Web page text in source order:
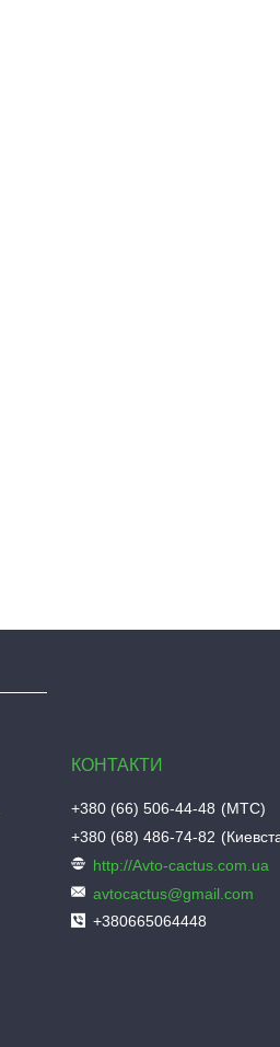
+380 (66) 506-44-48
МТС
+380 (68) 486-74-82
http://Avto-cactus.com.ua
avtocactus@gmail.com
+380665064448